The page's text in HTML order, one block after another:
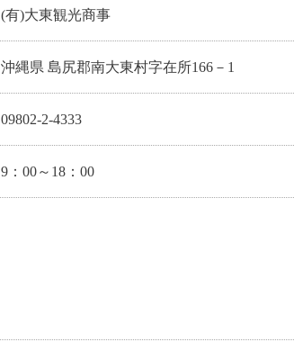
(有)大東観光商事
沖縄県 島尻郡南大東村字在所166－1
09802-2-4333
9：00～18：00